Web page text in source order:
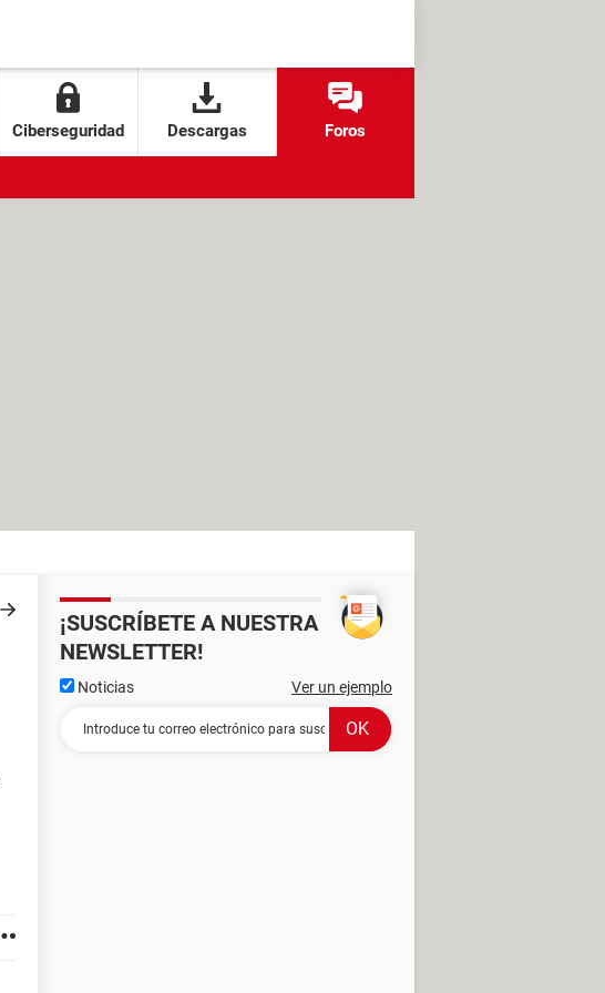
Ciberseguridad Descargas Foros
¡SUSCRÍBETE A NUESTRA
NEWSLETTER!
Noticias Ver un ejemplo